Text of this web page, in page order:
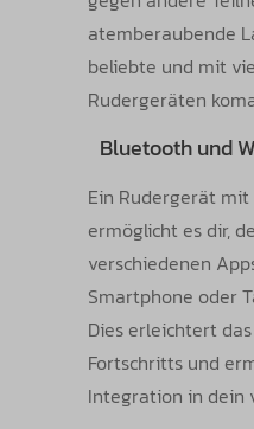
atemberaubende
beliebte und mit
Rudergeräten
Bluetooth und
Ein Rudergerät
ermöglicht es dir,
verschiedenen
Smartphone oder
Dies erleichtert
Fortschritts und
Integration in dein